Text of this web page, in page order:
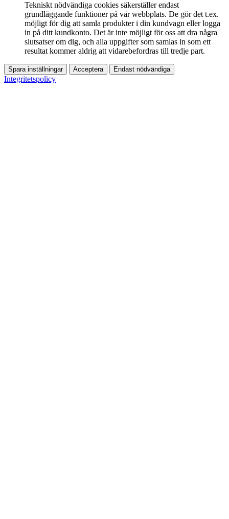
Tekniskt nödvändiga cookies säkerställer endast
grundläggande funktioner på vår webbplats. De gör det t.ex.
möjligt för dig att samla produkter i din kundvagn eller logga
in på ditt kundkonto. Det är inte möjligt för oss att dra några
slutsatser om dig, och alla uppgifter som samlas in som ett
resultat kommer aldrig att vidarebefordras till tredje part.
Spara inställningar Acceptera Endast nödvändiga
Integritetspolicy